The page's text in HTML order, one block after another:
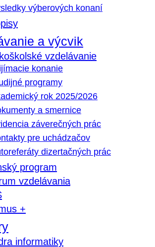
výberových konaní
a výcvik
vzdelávanie
konanie
programy
rok 2025/2026
a smernice
záverečných prác
pre uchádzačov
dizertačných prác
program
vzdelávania
+
informatiky